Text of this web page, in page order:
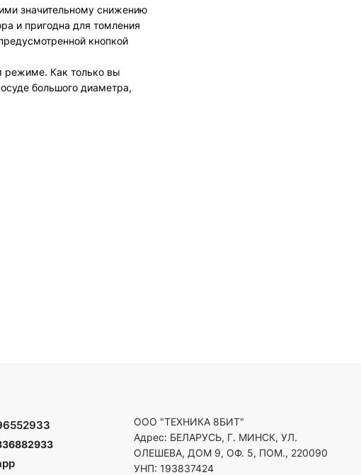
значительному снижению
и пригодна для томления
кнопкой
режиме. Как только вы
большого диаметра,
ООО "ТЕХНИКА 8БИТ"
Адрес: БЕЛАРУСЬ, Г. МИНСК, УЛ.
ОЛЕШЕВА, ДОМ 9, ОФ. 5, ПОМ., 220090
УНП: 193837424